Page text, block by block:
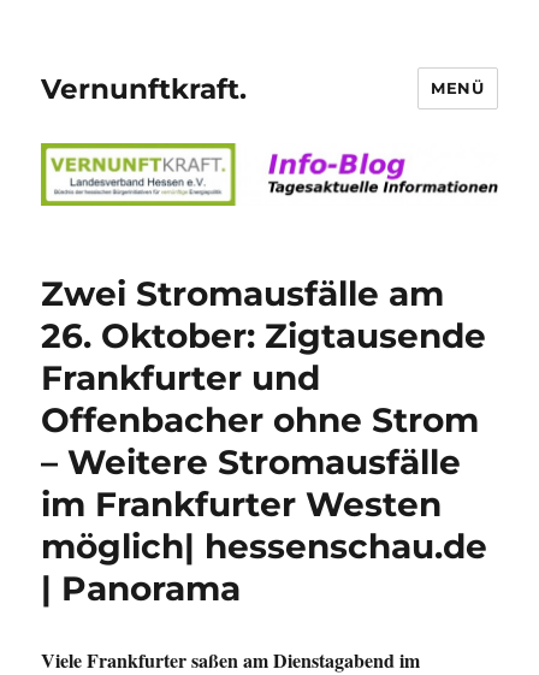
Vernunftkraft. MENÜ
Zwei Stromausfälle am
26. Oktober: Zigtausende
Frankfurter und
Offenbacher ohne Strom
– Weitere Stromausfälle
im Frankfurter Westen
möglich| hessenschau.de
| Panorama
Viele Frankfurter saßen am Dienstagabend im